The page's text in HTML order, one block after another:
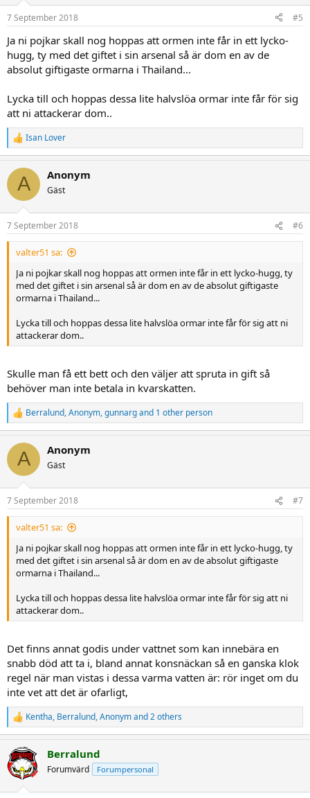
s
7 September 2018 #5
Ja ni pojkar skall nog hoppas att ormen inte får in ett lycko-
hugg, ty med det giftet i sin arsenal så är dom en av de
absolut giftigaste ormarna i Thailand...
Lycka till och hoppas dessa lite halvslöa ormar inte får för sig
att ni attackerar dom..
R
e
c
i
s
:
Isan Lover
A Anonym
Gäst
7 September 2018 #6
valter51 sa:
Ja ni pojkar skall nog hoppas att ormen inte får in ett lycko-hugg, ty
med det giftet i sin arsenal så är dom en av de absolut giftigaste
ormarna i Thailand...
Lycka till och hoppas dessa lite halvslöa ormar inte får för sig att ni
attackerar dom..
Skulle man få ett bett och den väljer att spruta in gift så
behöver man inte betala in kvarskatten.
R
e
c
i
s
:
Berralund,Anonym,gunnargand 1 other person
A Anonym
Gäst
7 September 2018 #7
valter51 sa:
Ja ni pojkar skall nog hoppas att ormen inte får in ett lycko-hugg, ty
med det giftet i sin arsenal så är dom en av de absolut giftigaste
ormarna i Thailand...
Lycka till och hoppas dessa lite halvslöa ormar inte får för sig att ni
attackerar dom..
Det finns annat godis under vattnet som kan innebära en
snabb död att ta i, bland annat konsnäckan så en ganska klok
regel när man vistas i dessa varma vatten är: rör inget om du
inte vet att det är ofarligt,
R
e
c
t
i
Kentha, Berralund,Anonymand 2 others
Berralund
Forumvärd Forumpersonal